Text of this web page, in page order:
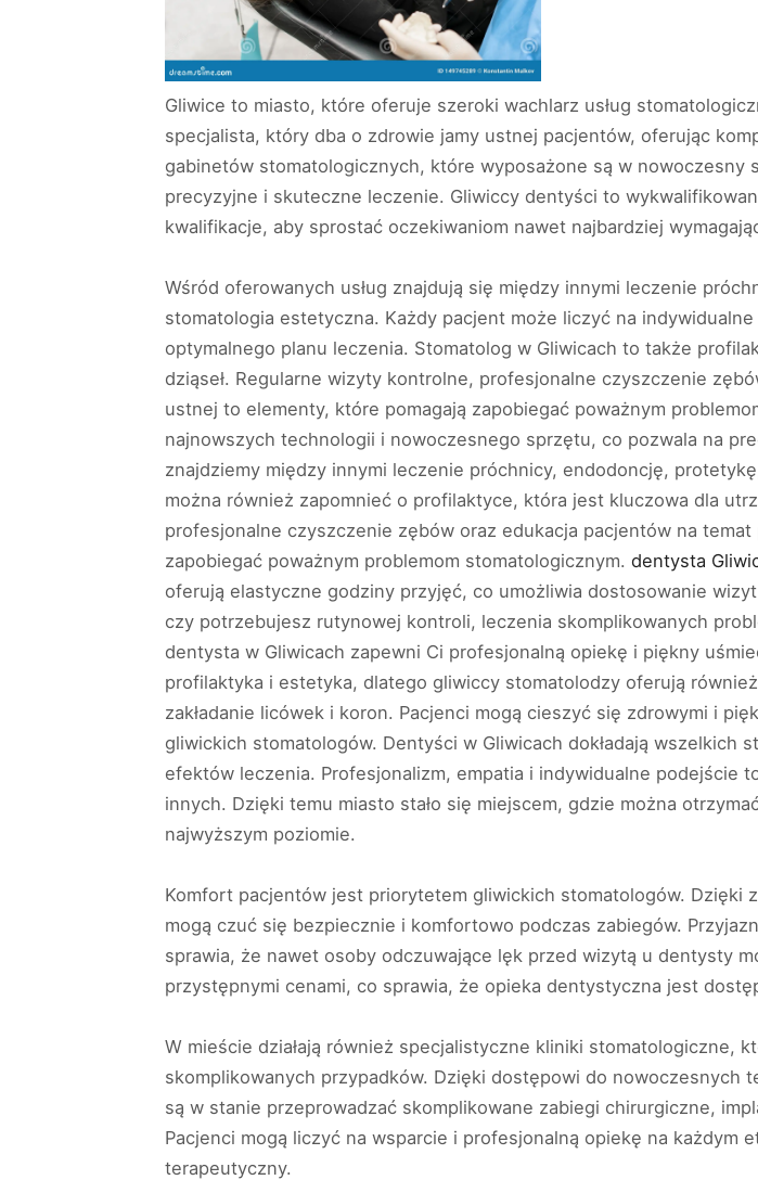
Gliwice to miasto, które oferuje szeroki wachlarz usług
specjalista, który dba o zdrowie jamy ustnej pacjentów, oferując
gabinetów stomatologicznych, które wyposażone są w
precyzyjne i skuteczne leczenie. Gliwiccy dentyści to
kwalifikacje, aby sprostać oczekiwaniom nawet najbardziej
Wśród oferowanych usług znajdują się między innymi leczenie
stomatologia estetyczna. Każdy pacjent może liczyć na
optymalnego planu leczenia. Stomatolog w Gliwicach to także
dziąseł. Regularne wizyty kontrolne, profesjonalne czyszczenie
ustnej to elementy, które pomagają zapobiegać poważnym
najnowszych technologii i nowoczesnego sprzętu, co pozwala na
znajdziemy między innymi leczenie próchnicy, endodoncję,
można również zapomnieć o profilaktyce, która jest kluczowa dla
profesjonalne czyszczenie zębów oraz edukacja pacjentów na
zapobiegać poważnym problemom stomatologicznym. dentysta
oferują elastyczne godziny przyjęć, co umożliwia dostosowanie
czy potrzebujesz rutynowej kontroli, leczenia skomplikowanych
dentysta w Gliwicach zapewni Ci profesjonalną opiekę i piękny
profilaktyka i estetyka, dlatego gliwiccy stomatolodzy oferują
zakładanie licówek i koron. Pacjenci mogą cieszyć się zdrowymi i
gliwickich stomatologów. Dentyści w Gliwicach dokładają
efektów leczenia. Profesjonalizm, empatia i indywidualne podejście
innych. Dzięki temu miasto stało się miejscem, gdzie można
najwyższym poziomie.
Komfort pacjentów jest priorytetem gliwickich stomatologów. Dzięki
mogą czuć się bezpiecznie i komfortowo podczas zabiegów.
sprawia, że nawet osoby odczuwające lęk przed wizytą u dentysty
przystępnymi cenami, co sprawia, że opieka dentystyczna jest
W mieście działają również specjalistyczne kliniki stomatologiczne,
skomplikowanych przypadków. Dzięki dostępowi do
są w stanie przeprowadzać skomplikowane zabiegi chirurgiczne,
Pacjenci mogą liczyć na wsparcie i profesjonalną opiekę na
terapeutyczny.